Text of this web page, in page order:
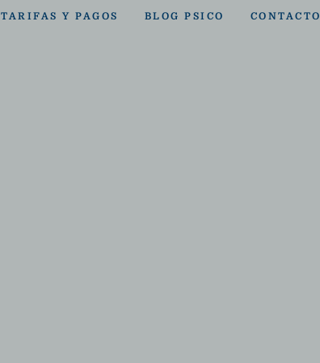
TARIFAS Y PAGOS BLOG PSICO CONTACTO